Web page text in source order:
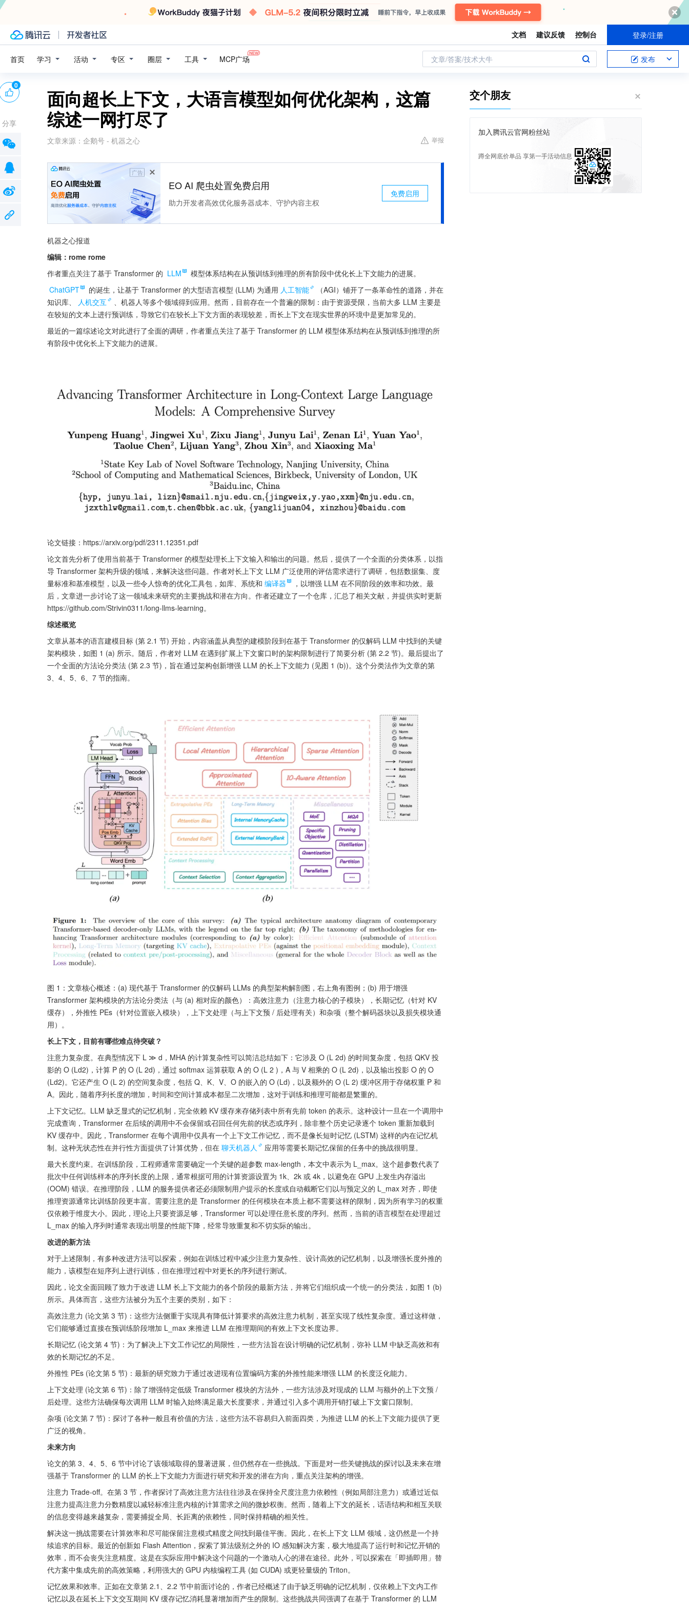
文档 建议反馈 控制台 登录/注册
首页 学习 活动 专区 圈层 工具 MCP广场 文章/答案/技术大牛 发布
面向超长上下文，大语言模型如何优化架构，这篇
综述一网打尽了
文章来源： 企鹅号 - 机器之心 举报
广告
EO AI 爬虫处置免费启用
助力开发者高效优化服务器成本、守护内容主权
免费启用
机器之心报道
编辑：rome rome
作者重点关注了基于 Transformer 的 LLM
模型体系结构在从预训练到推理的所有阶段中优化长上下文能力的进展。
ChatGPT
的诞生，让基于 Transformer 的大型语言模型 (LLM) 为通用 人工智能
（AGI）铺开了一条革命性的道路，并在
知识库、
人机交互
、机器人等多个领域得到应用。然而，目前存在一个普遍的限制：由于资源受限，当前大多 LLM 主要是
在较短的文本上进行预训练，导致它们在较长上下文方面的表现较差，而长上下文在现实世界的环境中是更加常见的。
最近的一篇综述论文对此进行了全面的调研，作者重点关注了基于 Transformer 的 LLM 模型体系结构在从预训练到推理的所
有阶段中优化长上下文能力的进展。
论文链接：https://arxiv.org/pdf/2311.12351.pdf
论文首先分析了使用当前基于 Transformer 的模型处理长上下文输入和输出的问题。然后，提供了一个全面的分类体系，以指
导 Transformer 架构升级的领域，来解决这些问题。作者对长上下文 LLM 广泛使用的评估需求进行了调研，包括数据集、度
量标准和基准模型，以及一些令人惊奇的优化工具包，如库、系统和 编译器
，以增强 LLM 在不同阶段的效率和功效。最
后，文章进一步讨论了这一领域未来研究的主要挑战和潜在方向。作者还建立了一个仓库，汇总了相关文献，并提供实时更新
https://github.com/Strivin0311/long-llms-learning。
综述概览
文章从基本的语言建模目标 (第 2.1 节) 开始，内容涵盖从典型的建模阶段到在基于 Transformer 的仅解码 LLM 中找到的关键
架构模块，如图 1 (a) 所示。随后，作者对 LLM 在遇到扩展上下文窗口时的架构限制进行了简要分析 (第 2.2 节)。最后提出了
一个全面的方法论分类法 (第 2.3 节)，旨在通过架构创新增强 LLM 的长上下文能力 (见图 1 (b))。这个分类法作为文章的第
3、4、5、6、7 节的指南。
图 1：文章核心概述：(a) 现代基于 Transformer 的仅解码 LLMs 的典型架构解剖图，右上角有图例；(b) 用于增强
Transformer 架构模块的方法论分类法（与 (a) 相对应的颜色）：高效注意力（注意力核心的子模块），长期记忆（针对 KV
缓存），外推性 PEs（针对位置嵌入模块），上下文处理（与上下文预 / 后处理有关）和杂项（整个解码器块以及损失模块通
用）。
长上下文，目前有哪些难点待突破？
注意力复杂度。在典型情况下 L ≫ d，MHA 的计算复杂性可以简洁总结如下：它涉及 O (L 2d) 的时间复杂度，包括 QKV 投
影的 O (Ld2)，计算 P 的 O (L 2d)，通过 softmax 运算获取 A 的 O (L 2 )，A 与 V 相乘的 O (L 2d)，以及输出投影 O 的 O
(Ld2)。它还产生 O (L 2) 的空间复杂度，包括 Q、K、V、O 的嵌入的 O (Ld)，以及额外的 O (L 2) 缓冲区用于存储权重 P 和
A。因此，随着序列长度的增加，时间和空间计算成本都呈二次增加，这对于训练和推理可能都是繁重的。
上下文记忆。LLM 缺乏显式的记忆机制，完全依赖 KV 缓存来存储列表中所有先前 token 的表示。这种设计一旦在一个调用中
完成查询，Transformer 在后续的调用中不会保留或召回任何先前的状态或序列，除非整个历史记录逐个 token 重新加载到
KV 缓存中。因此，Transformer 在每个调用中仅具有一个上下文工作记忆，而不是像长短时记忆 (LSTM) 这样的内在记忆机
制。这种无状态性在并行性方面提供了计算优势，但在 聊天机器人
应用等需要长期记忆保留的任务中的挑战很明显。
最大长度约束。在训练阶段，工程师通常需要确定一个关键的超参数 max-length，本文中表示为 L_max。这个超参数代表了
批次中任何训练样本的序列长度的上限，通常根据可用的计算资源设置为 1k、2k 或 4k，以避免在 GPU 上发生内存溢出
(OOM) 错误。在推理阶段，LLM 的服务提供者还必须限制用户提示的长度或自动截断它们以与预定义的 L_max 对齐，即使
推理资源通常比训练阶段更丰富。需要注意的是 Transformer 的任何模块在本质上都不需要这样的限制，因为所有学习的权重
仅依赖于维度大小。因此，理论上只要资源足够，Transformer 可以处理任意长度的序列。然而，当前的语言模型在处理超过
L_max 的输入序列时通常表现出明显的性能下降，经常导致重复和不切实际的输出。
改进的新方法
对于上述限制，有多种改进方法可以探索，例如在训练过程中减少注意力复杂性、设计高效的记忆机制，以及增强长度外推的
能力，该模型在短序列上进行训练，但在推理过程中对更长的序列进行测试。
因此，论文全面回顾了致力于改进 LLM 长上下文能力的各个阶段的最新方法，并将它们组织成一个统一的分类法，如图 1 (b)
所示。具体而言，这些方法被分为五个主要的类别，如下：
高效注意力 (论文第 3 节)：这些方法侧重于实现具有降低计算要求的高效注意力机制，甚至实现了线性复杂度。通过这样做，
它们能够通过直接在预训练阶段增加 L_max 来推进 LLM 在推理期间的有效上下文长度边界。
长期记忆 (论文第 4 节)：为了解决上下文工作记忆的局限性，一些方法旨在设计明确的记忆机制，弥补 LLM 中缺乏高效和有
效的长期记忆的不足。
外推性 PEs (论文第 5 节)：最新的研究致力于通过改进现有位置编码方案的外推性能来增强 LLM 的长度泛化能力。
上下文处理 (论文第 6 节)：除了增强特定低级 Transformer 模块的方法外，一些方法涉及对现成的 LLM 与额外的上下文预 /
后处理。这些方法确保每次调用 LLM 时输入始终满足最大长度要求，并通过引入多个调用开销打破上下文窗口限制。
杂项 (论文第 7 节)：探讨了各种一般且有价值的方法，这些方法不容易归入前面四类，为推进 LLM 的长上下文能力提供了更
广泛的视角。
未来方向
论文的第 3、4、5、6 节中讨论了该领域取得的显著进展，但仍然存在一些挑战。下面是对一些关键挑战的探讨以及未来在增
强基于 Transformer 的 LLM 的长上下文能力方面进行研究和开发的潜在方向，重点关注架构的增强。
注意力 Trade-off。在第 3 节，作者探讨了高效注意方法往往涉及在保持全尺度注意力依赖性（例如局部注意力）或通过近似
注意力提高注意力分数精度以减轻标准注意内核的计算需求之间的微妙权衡。然而，随着上下文的延长，话语结构和相互关联
的信息变得越来越复杂，需要捕捉全局、长距离的依赖性，同时保持精确的相关性。
解决这一挑战需要在计算效率和尽可能保留注意模式精度之间找到最佳平衡。因此，在长上下文 LLM 领域，这仍然是一个持
续追求的目标。最近的创新如 Flash Attention，探索了算法级别之外的 IO 感知解决方案，极大地提高了运行时和记忆开销的
效率，而不会丧失注意精度。这是在实际应用中解决这个问题的一个激动人心的潜在途径。此外，可以探索在「即插即用」替
代方案中集成先前的高效策略，利用强大的 GPU 内核编程工具 (如 CUDA) 或更轻量级的 Triton。
记忆效果和效率。正如在文章第 2.1、2.2 节中前面讨论的，作者已经概述了由于缺乏明确的记忆机制，仅依赖上下文内工作
记忆以及在延长上下文交互期间 KV 缓存记忆消耗显著增加而产生的限制。这些挑战共同强调了在基于 Transformer 的 LLM
0
分享
交个朋友
加入腾讯云官网粉丝站
蹲全网底价单品 享第一手活动信息